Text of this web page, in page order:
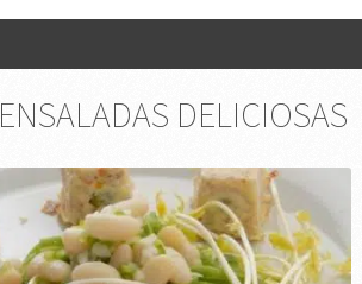
ENSALADAS DELICIOSAS